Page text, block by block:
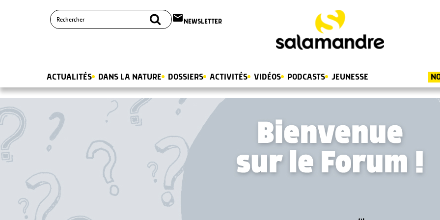
email NEWSLETTER
ACTUALITÉS DANS LA NATURE DOSSIERS ACTIVITÉS VIDÉOS PODCASTS JEUNESSE